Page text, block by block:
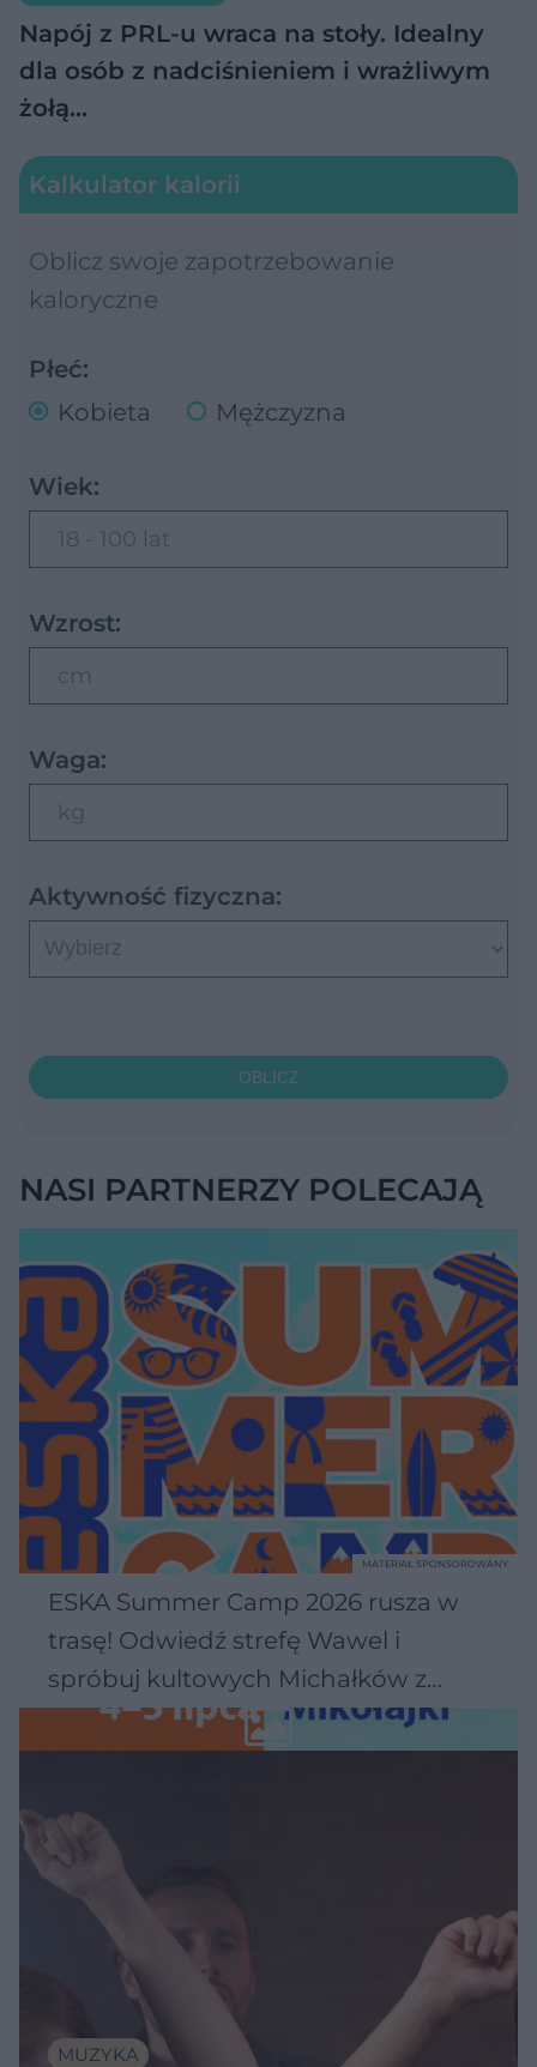
Napój z PRL-u wraca na stoły. Idealny
dla osób z nadciśnieniem i wrażliwym
żołą…
Kalkulator kalorii
Oblicz swoje zapotrzebowanie
kaloryczne
Płeć:
Kobieta
Mężczyzna
Wiek:
18 - 100 lat
Wzrost:
cm
Waga:
kg
Aktywność fizyczna:
OBLICZ
NASI PARTNERZY POLECAJĄ
ESKA Summer Camp 2026 rusza w
trasę! Odwiedź strefę Wawel i
spróbuj kultowych Michałków z
Wawelu
MATERIAŁ SPONSOROWANY
MUZYKA